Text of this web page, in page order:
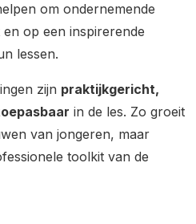
om ondernemende
op een inspirerende
lessen.
zijn praktijkgericht,
in de les. Zo groeit
van jongeren, maar
toolkit van de